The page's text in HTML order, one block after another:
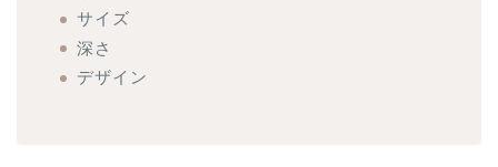
サイズ
深さ
デザイン